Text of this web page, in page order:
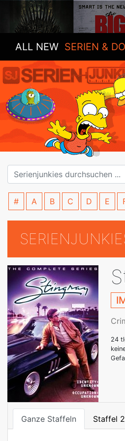
ALL NEW SERIEN &
# A B C D E
24
Ganze Staffeln Staffel 2